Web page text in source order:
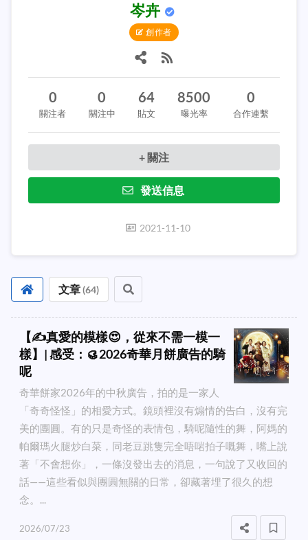
岑卉
創作者
0
關注者
0
關注中
64
貼文
8500
曝光率
0
合作連繫
+ 關注
發送信息
2021-11-10
文章(64)
【✍️真愛的模樣😍，從來不需一模一
樣】| 感受：🥮2026奇華月餅廣告的騎
呢
奇華餅家2026年的中秋廣告，拍的是一家人
「奇奇怪怪」的相愛方式。鏡頭裡沒有煽情的告白，沒有完
美的團圓。有的只是奇怪的表情包，騎呢隨性的舞，阿媽的
帕爾瑪火腿炒白菜，同老豆跳隻完全唔啱拍子嘅舞，嘴上說
著「不會想你」，一條沒發出去的消息，一句說了又收回的
話——這些看似與團圓無關的日常，卻藏著埋了很久的想
念。...
2026/07/23